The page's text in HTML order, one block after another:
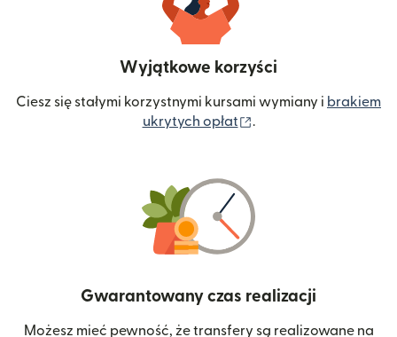
Wyjątkowe korzyści
Ciesz się stałymi korzystnymi kursami wymiany i brakiem
ukrytych opłat
.
Gwarantowany czas realizacji
Możesz mieć pewność, że transfery są realizowane na